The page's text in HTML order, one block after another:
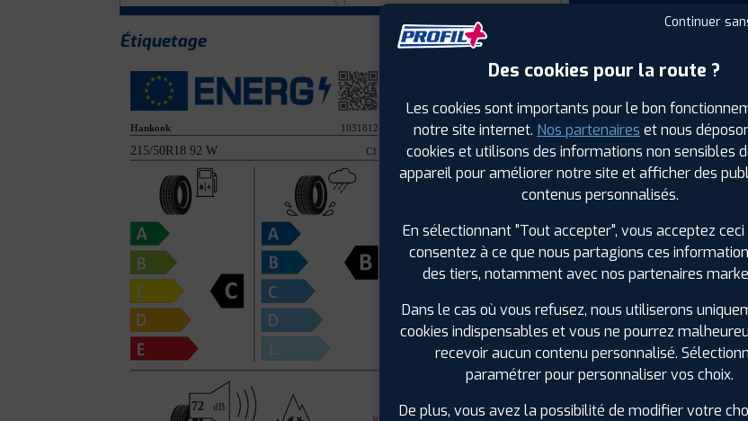
Étiquetage
4 Saisons
Largeur :215
Hauteur :50
Diamètre :18
Charge :92
Bruit de roulement externe : 72
Résistance au roulement :
Adhérence sur sol mouillé : B
Code EAN :
Continuer
Des cookies pour la route ?
Les cookies sont importants pour le bon
notre site internet. Nos partenaires et nous
cookies et utilisons des informations non sensibles
appareil pour améliorer notre site et afficher des
contenus personnalisés.
En sélectionnant "Tout accepter", vous acceptez
consentez à ce que nous partagions ces
des tiers, notamment avec nos partenaires
Dans le cas où vous refusez, nous utiliserons
cookies indispensables et vous ne pourrez
recevoir aucun contenu personnalisé.
paramétrer pour personnaliser vos choix.
De plus, vous avez la possibilité de modifier votre